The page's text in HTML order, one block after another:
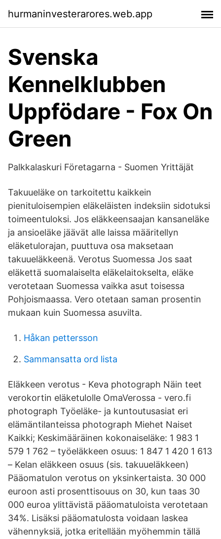
hurmaninvesterarores.web.app
Svenska
Kennelklubben
Uppfödare - Fox On
Green
Palkkalaskuri Företagarna - Suomen Yrittäjät
Takuueläke on tarkoitettu kaikkein
pienituloisempien eläkeläisten indeksiin sidotuksi
toimeentuloksi. Jos eläkkeensaajan kansaneläke
ja ansioeläke jäävät alle laissa määritellyn
eläketulorajan, puuttuva osa maksetaan
takuueläkkeenä. Verotus Suomessa Jos saat
eläkettä suomalaiselta eläkelaitokselta, eläke
verotetaan Suomessa vaikka asut toisessa
Pohjoismaassa. Vero otetaan saman prosentin
mukaan kuin Suomessa asuvilta.
Håkan pettersson
Sammansatta ord lista
Eläkkeen verotus - Keva photograph Näin teet
verokortin eläketulolle OmaVerossa - vero.fi
photograph Työeläke- ja kuntoutusasiat eri
elämäntilanteissa photograph Miehet Naiset
Kaikki; Keskimääräinen kokonaiseläke: 1 983 1
579 1 762 – työeläkkeen osuus: 1 847 1 420 1 613
– Kelan eläkkeen osuus (sis. takuueläkkeen)
Pääomatulon verotus on yksinkertaista. 30 000
euroon asti prosenttisouus on 30, kun taas 30
000 euroa ylittävistä pääomatuloista verotetaan
34%. Lisäksi pääomatulosta voidaan laskea
vähennyksiä, jotka eritellään myöhemmin tällä